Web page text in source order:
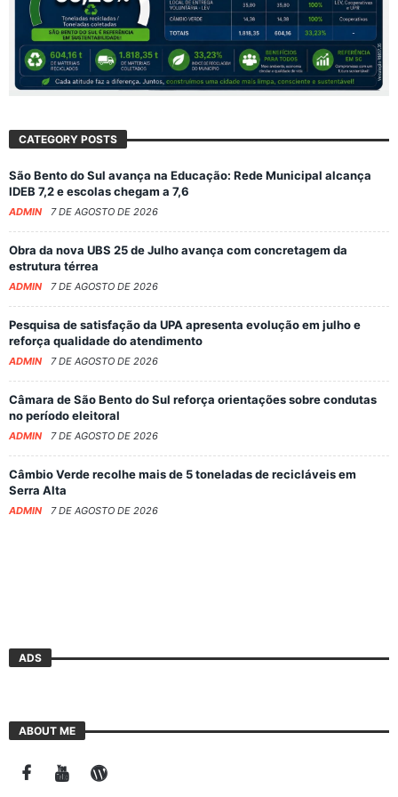
CATEGORY POSTS
São Bento do Sul avança na Educação: Rede Municipal alcança
IDEB 7,2 e escolas chegam a 7,6
ADMIN 7 DE AGOSTO DE 2026
Obra da nova UBS 25 de Julho avança com concretagem da
estrutura térrea
ADMIN 7 DE AGOSTO DE 2026
Pesquisa de satisfação da UPA apresenta evolução em julho e
reforça qualidade do atendimento
ADMIN 7 DE AGOSTO DE 2026
Câmara de São Bento do Sul reforça orientações sobre condutas
no período eleitoral
ADMIN 7 DE AGOSTO DE 2026
Câmbio Verde recolhe mais de 5 toneladas de recicláveis em
Serra Alta
ADMIN 7 DE AGOSTO DE 2026
ADS
ABOUT ME